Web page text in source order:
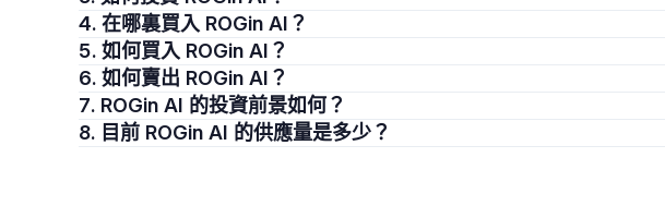
4. 在哪裏買入 ROGin AI？
5. 如何買入 ROGin AI？
6. 如何賣出 ROGin AI？
7. ROGin AI 的投資前景如何？
8. 目前 ROGin AI 的供應量是多少？